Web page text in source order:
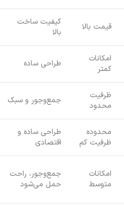
قیمت بالا
کیفیت ساخت
بالا
امکانات
کمتر
طراحی ساده
ظرفیت
محدود
جمع‌وجور و سبک
محدوده
ظرفیت کم
طراحی ساده و
اقتصادی
امکانات
متوسط
جمع‌وجور، راحت
حمل می‌شود